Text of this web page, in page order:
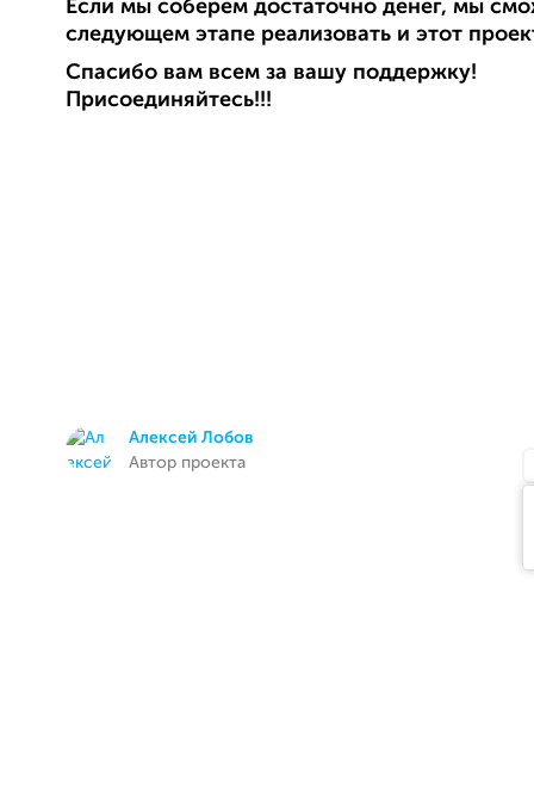
Если мы соберем достаточно денег, мы
следующем этапе реализовать и этот
Спасибо вам всем за вашу поддержку!
Присоединяйтесь!!!
Алексей Лобов
Автор проекта